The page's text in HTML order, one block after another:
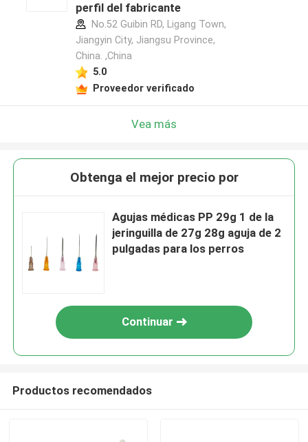
perfil del fabricante
No.52 Guibin RD, Ligang Town,
Jiangyin City, Jiangsu Province,
China. ,China
5.0
Proveedor verificado
Vea más
Obtenga el mejor precio por
Agujas médicas PP 29g 1 de la
jeringuilla de 27g 28g aguja de 2
pulgadas para los perros
Continuar
Productos recomendados